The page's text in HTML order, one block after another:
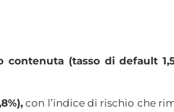
contenuta (tasso di default
con l’indice di rischio che